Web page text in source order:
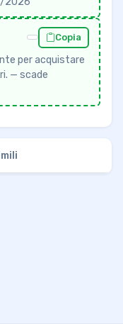
Copia
per acquistare
— scade